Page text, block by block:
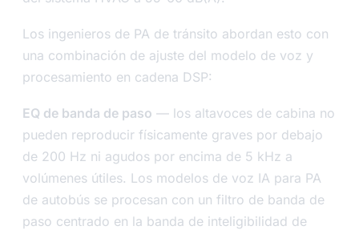
Los ingenieros de PA de tránsito abordan esto con
una combinación de ajuste del modelo de voz y
procesamiento en cadena DSP:
EQ de banda de paso — los altavoces de cabina no
pueden reproducir físicamente graves por debajo
de 200 Hz ni agudos por encima de 5 kHz a
volúmenes útiles. Los modelos de voz IA para PA
de autobús se procesan con un filtro de banda de
paso centrado en la banda de inteligibilidad de